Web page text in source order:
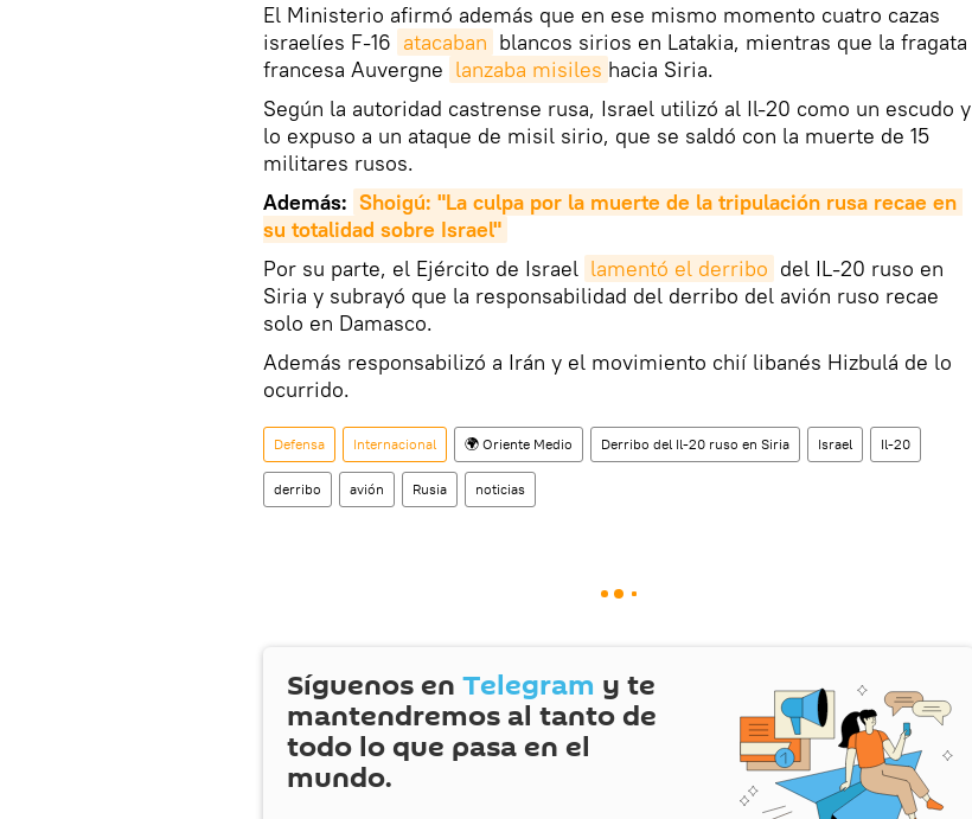
El Ministerio afirmó además que en ese mismo momento cuatro cazas
israelíes F-16 atacaban blancos sirios en Latakia, mientras que la fragata
francesa Auvergne lanzaba misiles hacia Siria.
Según la autoridad castrense rusa, Israel utilizó al Il-20 como un escudo y
lo expuso a un ataque de misil sirio, que se saldó con la muerte de 15
militares rusos.
Además: Shoigú: "La culpa por la muerte de la tripulación rusa recae en
su totalidad sobre Israel"
Por su parte, el Ejército de Israel lamentó el derribo del IL-20 ruso en
Siria y subrayó que la responsabilidad del derribo del avión ruso recae
solo en Damasco.
Además responsabilizó a Irán y el movimiento chií libanés Hizbulá de lo
ocurrido.
Defensa Internacional 🌍 Oriente Medio Derribo del Il-20 ruso en Siria Israel Il-20
derribo avión Rusia noticias
Síguenos en Telegram y te
mantendremos al tanto de
todo lo que pasa en el
mundo.